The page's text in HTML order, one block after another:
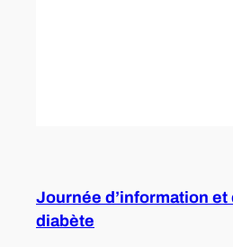
Journée d’information
diabète